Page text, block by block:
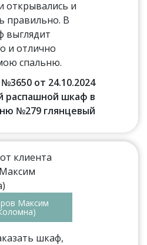
открывались и
правильно. В
выглядит
и отлично
спальню.
от 24.10.2024
распашной шкаф в
№279 глянцевый
Максим
шкаф,